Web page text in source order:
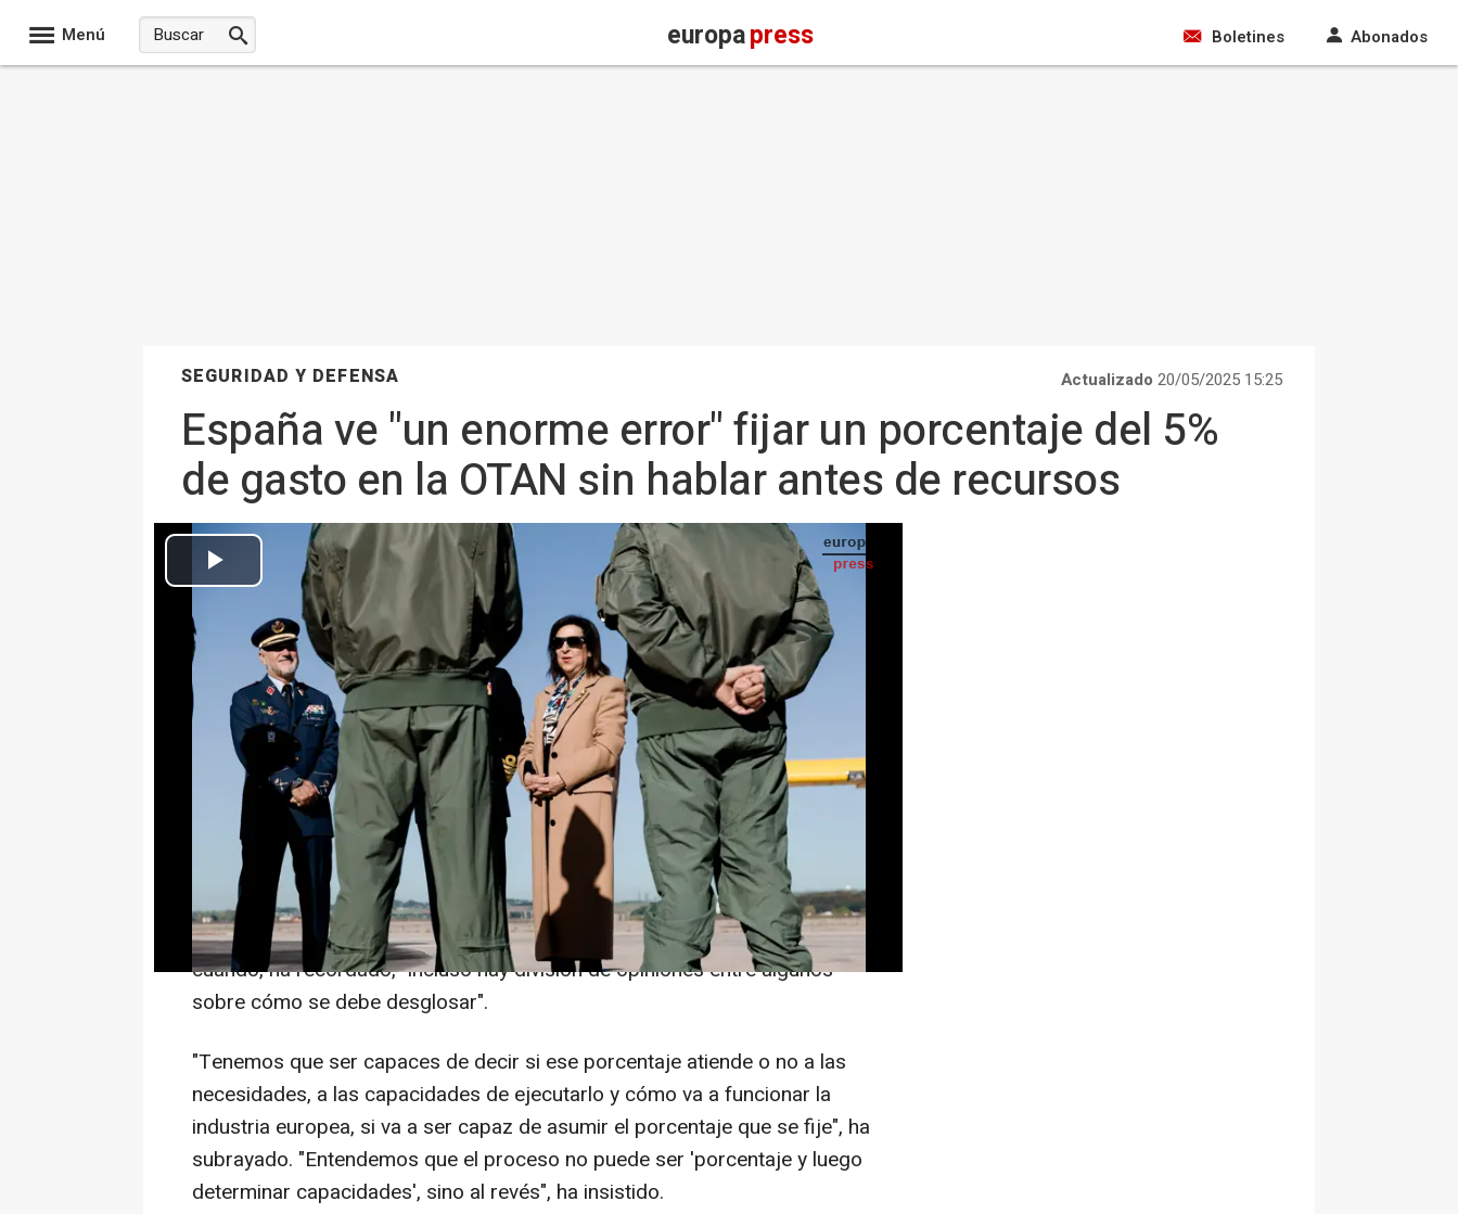
Menú europapress Boletines Abonados
SEGURIDAD Y DEFENSA Actualizado 20/05/2025 15:25
España ve "un enorme error" fijar un porcentaje del 5%
de gasto en la OTAN sin hablar antes de recursos
La ministra de Defensa, Margarita Robles, durante su visita al 43 Grupo de Fuerzas Aéreas de la Base Aérea de Torrejón, a 23 de abril de 2025, en Torrejón
de Ardoz, Madrid (España). - Carlos Luján - Europa Press
BRUSELAS, 20 (EUROPA PRESS)
La ministra de Defensa, Margarita Robles, ha defendido este martes que
España considera "un enorme error" que los aliados de la OTAN fijen un
porcentaje de gasto militar antes de discutir los recursos que necesita la
Alianza para su defensa, en un momento en que Washington reclama que
se fije un nuevo objetivo del 5% en la cumbre de junio en La Haya.
"Cometeríamos todos un enorme error si solamente habláramos de
números y no habláramos de realidades", ha sostenido la ministra al
término de la reunión de ministros de Exteriores de la UE en Bruselas. A
juicio de Robles, no tiene sentido "fijar un porcentaje sin más", máxime
cuando, ha recordado, "incluso hay división de opiniones entre algunos
sobre cómo se debe desglosar".
"Tenemos que ser capaces de decir si ese porcentaje atiende o no a las
necesidades, a las capacidades de ejecutarlo y cómo va a funcionar la
industria europea, si va a ser capaz de asumir el porcentaje que se fije", ha
subrayado. "Entendemos que el proceso no puede ser 'porcentaje y luego
determinar capacidades', sino al revés", ha insistido.